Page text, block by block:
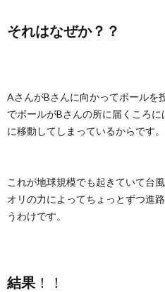
それはなぜか？？
AさんがBさんに向かってボールを
でボールがBさんの所に届くころ
に移動してしまっているからです。
これが地球規模でも起きていて台
オリの力によってちょっとずつ進
うわけです。
結果 ！！